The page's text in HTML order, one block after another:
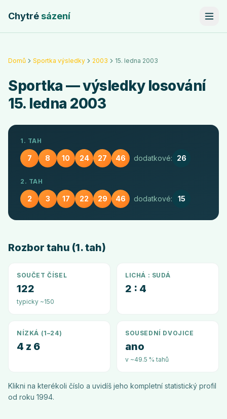
Chytrésázení
Domů Sportka výsledky 2003 15. ledna 2003
Sportka — výsledky losování
15. ledna 2003
1. TAH
7 8 10 24 27 46 dodatkové: 26
2. TAH
2 3 17 22 29 46 dodatkové: 15
Rozbor tahu (1. tah)
SOUČET ČÍSEL
122
typicky ~150
LICHÁ : SUDÁ
2 : 4
NÍZKÁ (1–24)
4 z 6
SOUSEDNÍ DVOJICE
ano
v ~49.5 % tahů
Klikni na kterékoli číslo a uvidíš jeho kompletní statistický profil
od roku 1994.